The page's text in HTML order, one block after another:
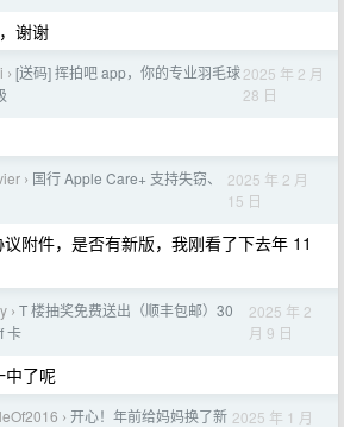
谢谢
› [送码] 挥拍吧 app，你的专业羽毛球2025 年 2 月
28 日
› 国行 Apple Care+ 支持失窃、
2025 年 2 月
15 日
附件，是否有新版，我刚看了下去年 11
› T 楼抽奖免费送出（顺丰包邮）30
卡
2025 年 2
月 9 日
中了呢
› 开心！年前给妈妈换了新 2025 年 1 月